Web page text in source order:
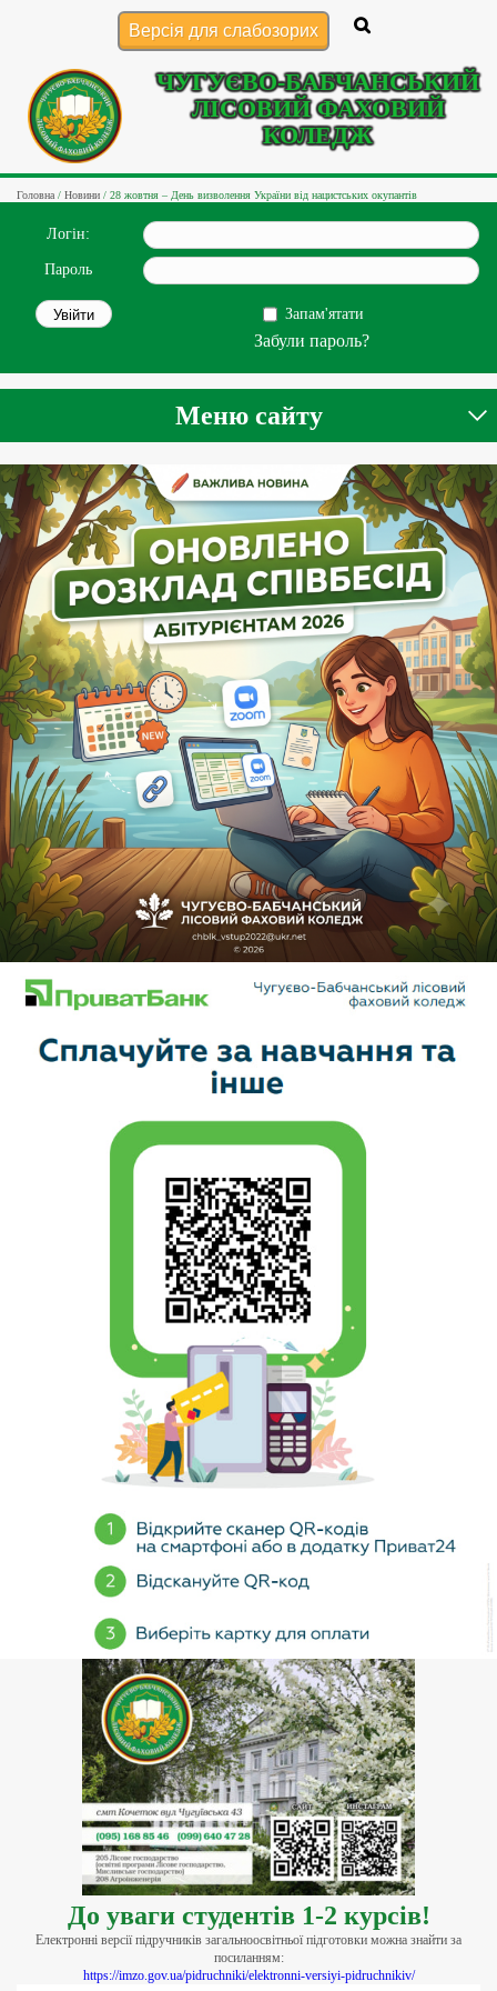
ЧУГУЄВО-БАБЧАНСЬКИЙ
ЛІСОВИЙ ФАХОВИЙ
КОЛЕДЖ
Версія для слабозорих
Головна / Новини / 28 жовтня – День визволення України від нацистських окупантів
Логін:
Пароль
Запам'ятати
Забули пароль?
Меню сайту
До уваги студентів 1-2 курсів!
Електронні версії підручників загальноосвітньої підготовки можна знайти за
посиланням:
https://imzo.gov.ua/pidruchniki/elektronni-versiyi-pidruchnikiv/